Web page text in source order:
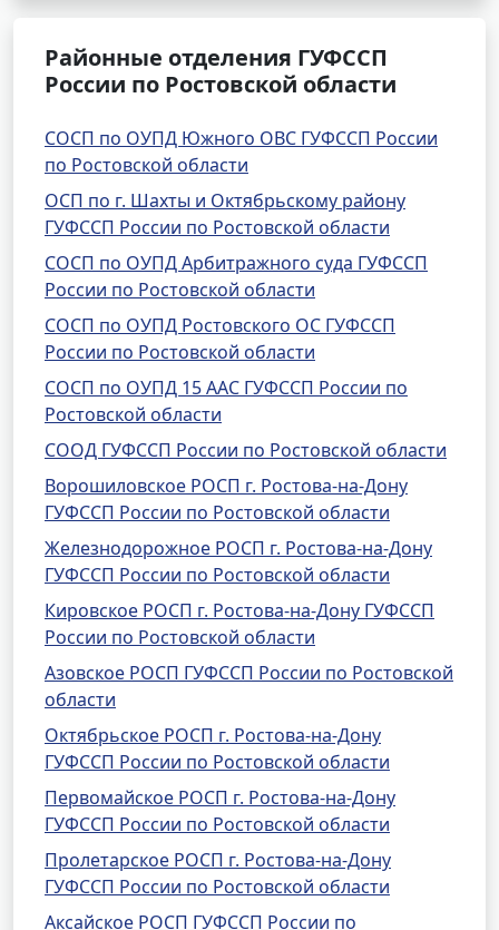
Районные отделения ГУФССП
России по Ростовской области
СОСП по ОУПД Южного ОВС ГУФССП России
по Ростовской области
ОСП по г. Шахты и Октябрьскому району
ГУФССП России по Ростовской области
СОСП по ОУПД Арбитражного суда ГУФССП
России по Ростовской области
СОСП по ОУПД Ростовского ОС ГУФССП
России по Ростовской области
СОСП по ОУПД 15 ААС ГУФССП России по
Ростовской области
СООД ГУФССП России по Ростовской области
Ворошиловское РОСП г. Ростова-на-Дону
ГУФССП России по Ростовской области
Железнодорожное РОСП г. Ростова-на-Дону
ГУФССП России по Ростовской области
Кировское РОСП г. Ростова-на-Дону ГУФССП
России по Ростовской области
Азовское РОСП ГУФССП России по Ростовской
области
Октябрьское РОСП г. Ростова-на-Дону
ГУФССП России по Ростовской области
Первомайское РОСП г. Ростова-на-Дону
ГУФССП России по Ростовской области
Пролетарское РОСП г. Ростова-на-Дону
ГУФССП России по Ростовской области
Аксайское РОСП ГУФССП России по